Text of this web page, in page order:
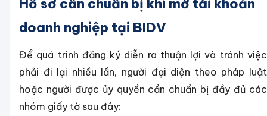
Hồ sơ cần chuẩn bị khi mở tài khoản
doanh nghiệp tại BIDV
Để quá trình đăng ký diễn ra thuận lợi và tránh việc
phải đi lại nhiều lần, người đại diện theo pháp luật
hoặc người được ủy quyền cần chuẩn bị đầy đủ các
nhóm giấy tờ sau đây: